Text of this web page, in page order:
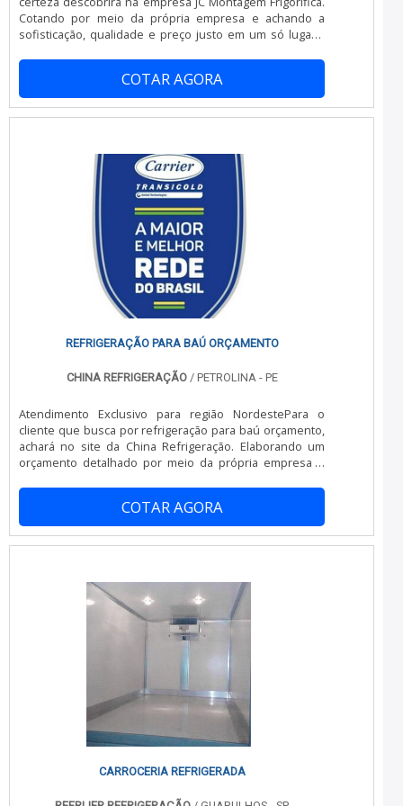
Inovadora; Segura. EFICIÊNCIA E QUALIDADE
COMPROVADA Na Refrigeração Norte Sul sempre tem a
solução mais buscada na área de instalação de aparelho
de refrigeração . Líder em qualidade, a empresa oferece
uma variedade de itens como manutenção volante e
venda de aparelhos. É conhecida por ser comprometida
com os serviços e responsável, qualificações possíveis
obra especializada. Tudo isso, somado a uma equipe
com colaboradores proativos e funcionários eficientes,
garante o sucesso de cada cliente de ponta a ponta. .
Cotando por meio da própria empresa e achando a
sofisticação, qualidade e preço justo em um só lugar.É
prestado por empresas especializadas no segmento.
Esse tipo de cuidado ajuda a garantir a qualidade e
assertividade do serviço, além de evitar prejuízos com
imprevistos e execuções mal elaboradas. Assim, é
FRIGORÍFICAQuem pesquisa na internet por conserto de
câmaras frigoríficas em uma empresa responsável, acha
o site da JC Montagem Frigorífica. Disponibilizando para
os clientes desmontagem de câmaras frigoríficas e
instalação de portas frigoríficas, oferecendo o que há
de melhor no mercado para cada cliente.Ainda focando
na qualidade em conserto de câmara frigorífica, na
essência da empresa, a mesma deve prezar pelos
produtos e serviços com ótima qualidade e eficiência,
detalhes primordiais que são deixados de lado por
cliente.Existem muitas formas diferentes de demonstrar
Abaixo os motivos pelos quais a JC Montagem Frigorífica
câmaras frigoríficas: Comprometida com os serviços;
Responsável; Altamente qualificada; Inovadora;
Segura. EFICIÊNCIA E QUALIDADE COMPROVADASNa JC
Montagem Frigorífica tem o que há de melhor no
mercado de conserto de câmara frigorífica. A empresa
oferece opções como desmontagem de câmaras
frigoríficas e reforma de câmaras frigoríficas.É
conhecida por ser comprometida com os serviços e
inovadora, padrões possíveis por contar com escritório
performance de uma equipe de colaboradores
proativos e funcionários eficientes, fecha todo o ciclo de
entrega com excelência para toda a carteira de clientes.
COTAR AGORA
REFRIGERAÇÃO PARA BAÚ ORÇAMENTO
CHINA REFRIGERAÇÃO/ PETROLINA - PE
Atendimento Exclusivo para região NordestePara o
cliente que busca por refrigeração para baú orçamento,
achará no site da China Refrigeração. Elaborando um
orçamento detalhado por meio da própria empresa e
INFORMAÇÕES SOBRE REFRIGERAÇÃO PARA BAÚ
ORÇAMENTOQuem quer encontrar refrigeração para
baú orçamento em uma empresa comprometida com
seus serviços, encontra na China Refrigeração. Com
garantindo o que há de melhor na atualidade.Sem trocar
o foco sobre refrigeração para baú orçamento, sempre
deve-se buscar uma empresa que tenha produtos e
serviços com ótima qualidade e assertividade,
características simples, mas que mostram o
comprometimento da empresa com seus clientes.É
importante lembrar que o produto deve sempre ser
adquirido com empresas especializadas no segmento.
Esse tipo de cuidado ajuda a garantir a qualidade e
durabilidade dos materiais, além de evitar prejuízos com
cumprem com suas funções adequadamente. Assim, é
diversos motivos para a China Refrigeração ter se
COTAR AGORA
CARROCERIA REFRIGERADA